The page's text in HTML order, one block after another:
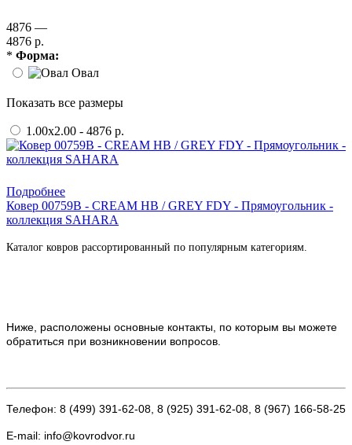
4876 —
4876 р.
* Форма:
Овал
Показать все размеры
1.00x2.00 - 4876 р.
Подробнее
Ковер 00759B - CREAM HB / GREY FDY - Прямоугольник -
коллекция SAHARA
Каталог ковров рассортированный по популярным категориям.
Ниже, расположены основные контакты, по которым вы можете
обратиться при возникновении вопросов.
Телефон: 8 (499) 391-62-08, 8 (925) 391-62-08, 8 (967) 166-58-25
E-mail: info@kovrodvor.ru